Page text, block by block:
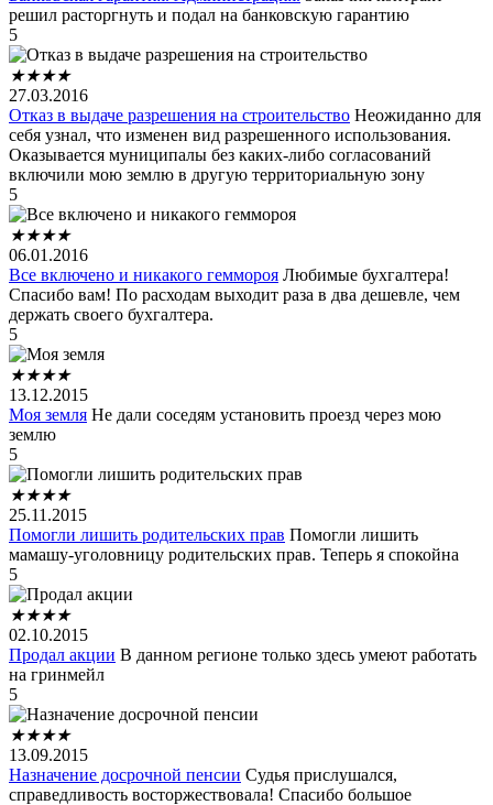
решил расторгнуть и подал на банковскую гарантию
5
★★★★
27.03.2016
Отказ в выдаче разрешения на строительство Неожиданно для
себя узнал, что изменен вид разрешенного использования.
Оказывается муниципалы без каких-либо согласований
включили мою землю в другую территориальную зону
5
★★★★
06.01.2016
Все включено и никакого геммороя Любимые бухгалтера!
Спасибо вам! По расходам выходит раза в два дешевле, чем
держать своего бухгалтера.
5
★★★★
13.12.2015
Моя земля Не дали соседям установить проезд через мою
землю
5
★★★★
25.11.2015
Помогли лишить родительских прав Помогли лишить
мамашу-уголовницу родительских прав. Теперь я спокойна
5
★★★★
02.10.2015
Продал акции В данном регионе только здесь умеют работать
на гринмейл
5
★★★★
13.09.2015
Назначение досрочной пенсии Судья прислушался,
справедливость восторжествовала! Спасибо большое